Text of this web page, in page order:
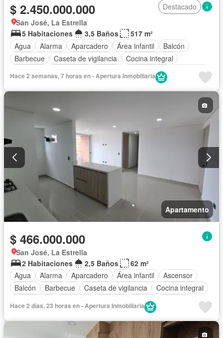
$ 2.450.000.000
Destacado
San José, La Estrella
5 Habitaciones
3,5 Baños
517 m²
Agua
Alarma Aparcadero Área infantil
Balcón
Barbecue
Caseta de vigilancia
Cocina integral
Gas natural
Gimnasio
Vigilante
Hace 2 semanas, 7 horas en - Apertura Inmobiliaria
Apartamento
$ 466.000.000
San José, La Estrella
2 Habitaciones
2,5 Baños
62 m²
Agua
Alarma Aparcadero Área infantil
Ascensor
Balcón
Barbecue Caseta de vigilancia
Cocina integral
Jardín
Seguridad privada
Tanque de agua
Vista panorámica
Hace 2 días, 23 horas en - Apertura Inmobiliaria